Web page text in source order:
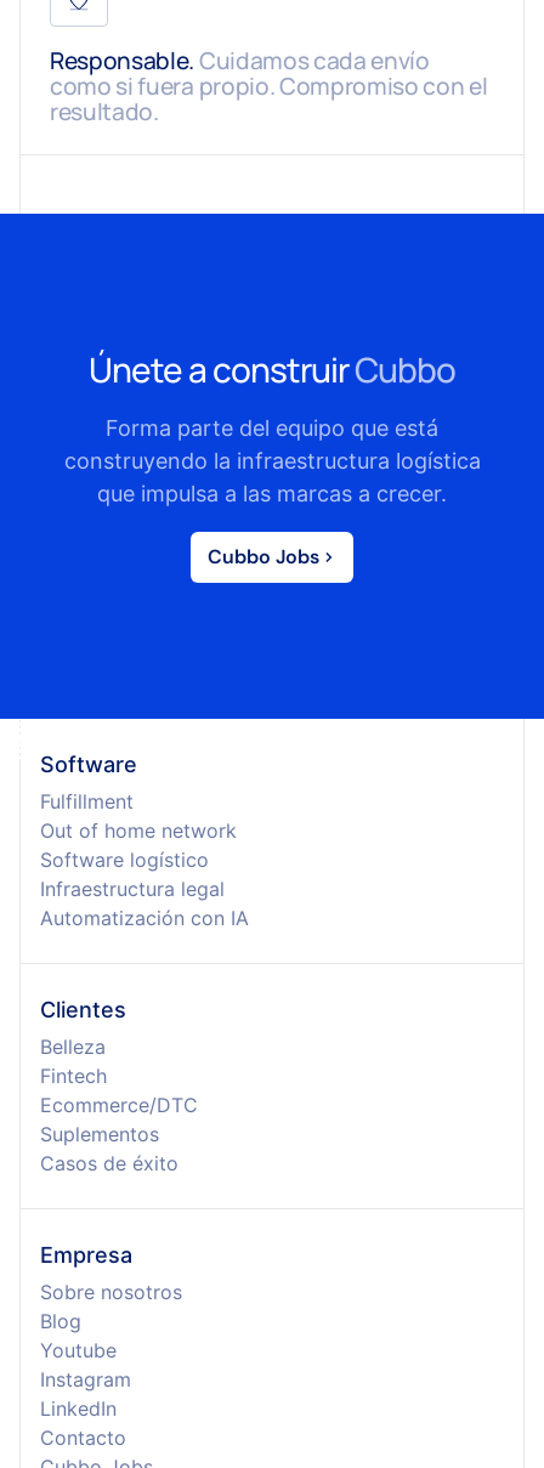
Responsable.Cuidamos cada envío
como si fuera propio. Compromiso con el
resultado.
Únete a construirCubbo
Forma parte del equipo que está
construyendo la infraestructura logística
que impulsa a las marcas a crecer.
Cubbo Jobs
Software
Fulfillment
Out of home network
Software logístico
Infraestructura legal
Automatización con IA
Clientes
Belleza
Fintech
Ecommerce/DTC
Suplementos
Casos de éxito
Empresa
Sobre nosotros
Blog
Youtube
Instagram
LinkedIn
Contacto